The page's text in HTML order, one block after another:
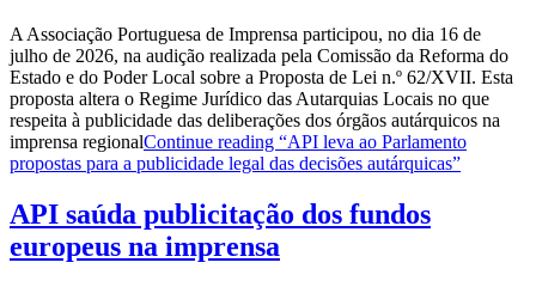
A Associação Portuguesa de Imprensa participou, no dia 16 de
julho de 2026, na audição realizada pela Comissão da Reforma do
Estado e do Poder Local sobre a Proposta de Lei n.º 62/XVII. Esta
proposta altera o Regime Jurídico das Autarquias Locais no que
respeita à publicidade das deliberações dos órgãos autárquicos na
imprensa regionalContinue reading “API leva ao Parlamento
propostas para a publicidade legal das decisões autárquicas”
API saúda publicitação dos fundos
europeus na imprensa